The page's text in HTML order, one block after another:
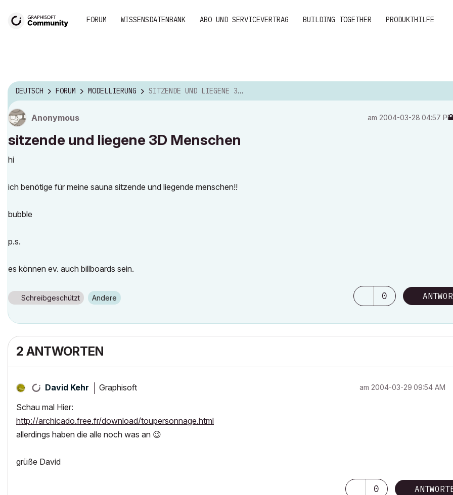
FORUM WISSENSDATENBANK ABO UND SERVICEVERTRAG BUILDING TOGETHER PRODUKTHILFE
DEUTSCH FORUM MODELLIERUNG SITZENDE UND LIEGENE 3D MENSCHEN
Anonymous am ‎2004-03-28 04:57 PM
sitzende und liegene 3D Menschen
hi
ich benötige für meine sauna sitzende und liegende menschen!!
bubble
p.s.
es können ev. auch billboards sein.
Schreibgeschützt Andere 0
2 ANTWORTEN
David Kehr Graphisoft am ‎2004-03-29 09:54 AM
Schau mal Hier:
http://archicado.free.fr/download/toupersonnage.html
allerdings haben die alle noch was an 😉
grüße David
0